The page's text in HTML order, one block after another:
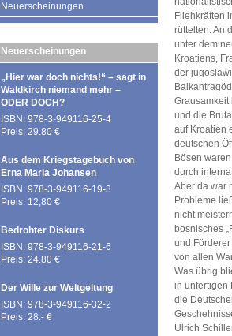
Neuerscheinungen
Neuerscheinungen
„Hier war doch nichts!“ – sagt in
Waldkirch niemand mehr –
ODER DOCH?
ISBN: 978-3-949116-25-4
Preis: 29.80 €
Aus dem Kriegstagebuch von
Erna Maria Johansen
ISBN: 978-3-949116-19-3
Preis: 12,80 €
Bedrohter Diskurs
ISBN: 978-3-949116-21-6
Preis: 24.80 €
Der Wille zur Weltgeltung
ISBN: 978-3-949116-32-2
Preis: 28.- €
Fliehkräften
rüttelten. An
unter dem
Kroatiens,
der
Grausamkeit
und die
auf Kroatien
deutschen
Bösen
durch
Aber da war
Probleme
nicht
bosnisches
und
von allen
Was übrig
in unfertigen
die
Ulrich